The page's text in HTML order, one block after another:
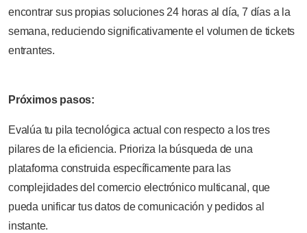
encontrar sus propias soluciones 24 horas al día, 7 días a la
semana, reduciendo significativamente el volumen de tickets
entrantes.
Próximos pasos:
Evalúa tu pila tecnológica actual con respecto a los tres
pilares de la eficiencia. Prioriza la búsqueda de una
plataforma construida específicamente para las
complejidades del comercio electrónico multicanal, que
pueda unificar tus datos de comunicación y pedidos al
instante.